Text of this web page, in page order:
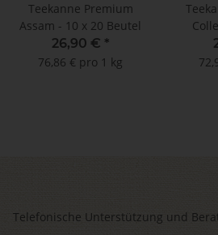
Teekanne Premium
Assam - 10 x 20 Beutel
26,90 € *
76,86 € pro 1 kg
Telefonische Unterstützung und